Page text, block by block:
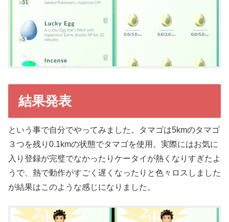
結果発表
という事で自分でやってみました。タマゴは5kmのタマゴ
３つを残り0.1kmの状態でタマゴを使用。実際にはお気に
入り登録が完璧でなかったりケータイが熱くなりすぎたよ
うで、熱で動作がすごく遅くなったりと色々ロスしました
が結果はこのような感じになりました。